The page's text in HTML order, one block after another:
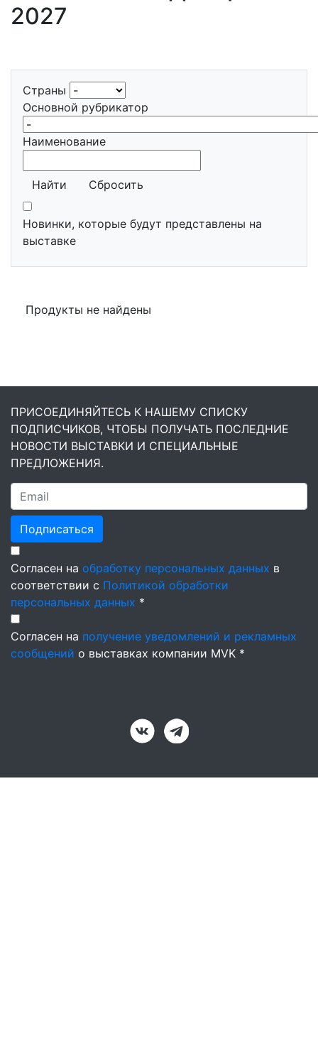
2027
Страны
Основной рубрикатор
Наименование
Найти Сбросить
Новинки, которые будут представлены на
выставке
Продукты не найдены
ПРИСОЕДИНЯЙТЕСЬ К НАШЕМУ СПИСКУ
ПОДПИСЧИКОВ, ЧТОБЫ ПОЛУЧАТЬ ПОСЛЕДНИЕ
НОВОСТИ ВЫСТАВКИ И СПЕЦИАЛЬНЫЕ
ПРЕДЛОЖЕНИЯ.
Подписаться
Согласен на обработку персональных данных в
соответствии с Политикой обработки
персональных данных *
Согласен на получение уведомлений и рекламных
сообщений о выставках компании MVK *